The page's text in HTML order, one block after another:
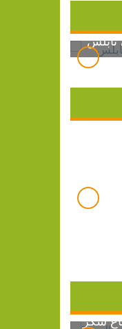
نابلس
سكر